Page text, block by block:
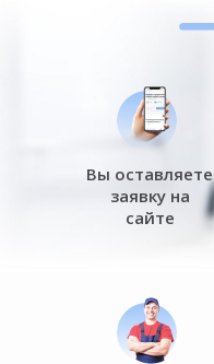
Вы оставляете
заявку на
сайте